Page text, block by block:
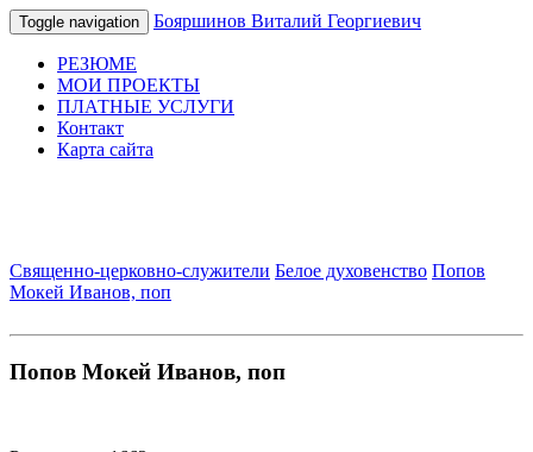
Toggle navigation Бояршинов Виталий Георгиевич
РЕЗЮМЕ
МОИ ПРОЕКТЫ
ПЛАТНЫЕ УСЛУГИ
Контакт
Карта сайта
Священно-церковно-служители Белое духовенство Попов
Мокей Иванов, поп
Попов Мокей Иванов, поп